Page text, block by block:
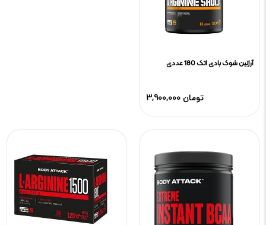
آرژنین شوک بادی اتک 180 عددی
3,900,000 تومان